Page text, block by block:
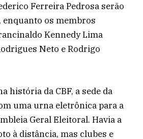
Ferreira Pedrosa serão
os membros
Kennedy Lima
Neto e Rodrigo
história da CBF, a sede da
uma urna eletrônica para a
Geral Eleitoral. Havia a
à distância, mas clubes e